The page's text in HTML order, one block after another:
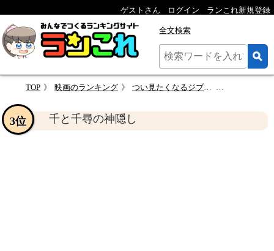
ゲストさん ログイン ランこれ新規登録
全文検索
TOP 映画のランキング つい見たくなるジブリ映画
千と千尋の神隠し
3位